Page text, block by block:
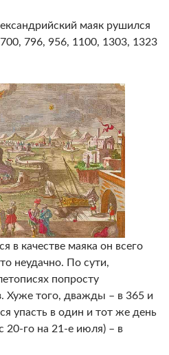
маяк рушился
796, 956, 1100, 1303, 1323
в качестве маяка он всего
неудачно. По сути,
попросту
Хуже того, дважды – в 365 и
упасть в один и тот же день
20-го на 21-е июля) – в